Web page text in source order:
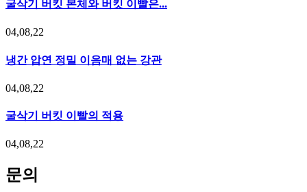
굴삭기 버킷 본체와 버킷 이빨은...
04,08,22
냉간 압연 정밀 이음매 없는 강관
04,08,22
굴삭기 버킷 이빨의 적용
04,08,22
문의